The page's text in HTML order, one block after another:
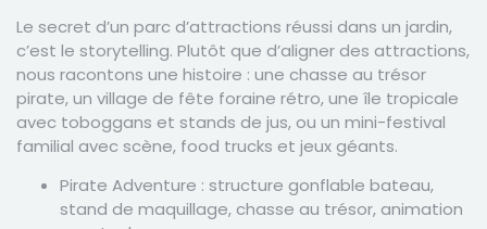
Le secret d’un parc d’attractions réussi dans un jardin,
c’est le storytelling. Plutôt que d’aligner des attractions,
nous racontons une histoire : une chasse au trésor
pirate, un village de fête foraine rétro, une île tropicale
avec toboggans et stands de jus, ou un mini-festival
familial avec scène, food trucks et jeux géants.
Pirate Adventure : structure gonflable bateau,
stand de maquillage, chasse au trésor, animation